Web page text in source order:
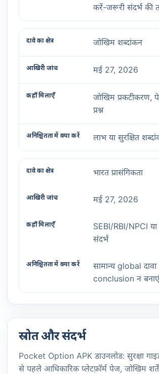
करें-जरूरी संदर्भ की
जोखिम शब्दांकन
मई 27, 2026
जोखिम
प्रश्न
लाभ या सुरक्षित
भारत प्रासंगिकता
मई 27, 2026
SEBI/RBI/NPCI या
संदर्भ
सामान्य global
conclusion न
स्रोत और संदर्भ
Pocket Option APK डाउनलोड: सुरक्षा
से पहले आधिकारिक प्लेटफ़ॉर्म पेज, जोखिम